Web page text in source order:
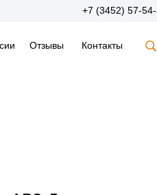
+7 (3452) 57-
Контакты
Отзывы